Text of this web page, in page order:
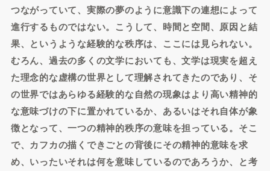
つながっていて、実際の夢のように意識下の連想によって
進行するものではない。こうして、時間と空間、原因と結
果、というような経験的な秩序は、ここには見られない。
むろん、過去の多くの文学においても、文学は現実を超え
た理念的な虚構の世界として理解されてきたのであり、そ
の世界ではあらゆる経験的な自然の現象はより高い精神的
な意味づけの下に置かれているか、あるいはそれ自体が象
徴となって、一つの精神的秩序の意味を担っている。そこ
で、カフカの描くできごとの背後にその精神的意味を求
め、いったいそれは何を意味しているのであろうか、と考